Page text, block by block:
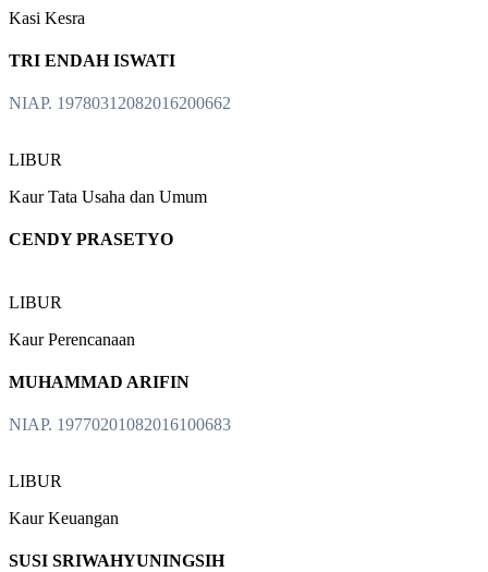
Kasi Kesra
TRI ENDAH ISWATI
NIAP. 19780312082016200662
LIBUR
Kaur Tata Usaha dan Umum
CENDY PRASETYO
LIBUR
Kaur Perencanaan
MUHAMMAD ARIFIN
NIAP. 19770201082016100683
LIBUR
Kaur Keuangan
SUSI SRIWAHYUNINGSIH